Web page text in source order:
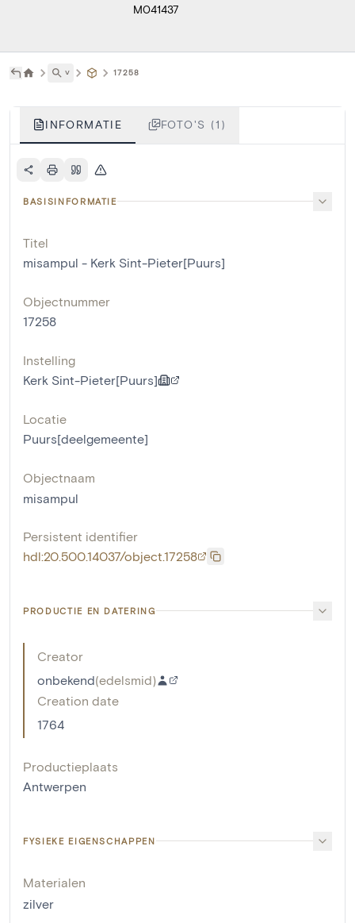
M041437
˅ 17258
INFORMATIE FOTO'S (1)
BASISINFORMATIE
Titel
misampul - Kerk Sint-Pieter[Puurs]
Objectnummer
17258
Instelling
Kerk Sint-Pieter[Puurs]
Locatie
Puurs[deelgemeente]
Objectnaam
misampul
Persistent identifier
hdl:20.500.14037/object.17258
PRODUCTIE EN DATERING
Creator
onbekend(edelsmid)
Creation date
1764
Productieplaats
Antwerpen
FYSIEKE EIGENSCHAPPEN
Materialen
zilver